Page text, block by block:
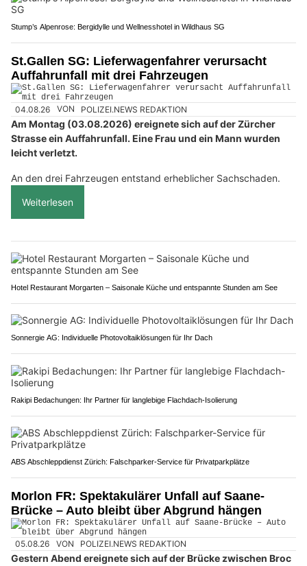
Stump’s Alpenrose: Bergidylle und Wellnesshotel in Wildhaus SG
St.Gallen SG: Lieferwagenfahrer verursacht
Auffahrunfall mit drei Fahrzeugen
04.08.26 VON POLIZEI.NEWS REDAKTION
Am Montag (03.08.2026) ereignete sich auf der Zürcher
Strasse ein Auffahrunfall. Eine Frau und ein Mann wurden
leicht verletzt.
An den drei Fahrzeugen entstand erheblicher Sachschaden.
Weiterlesen
Hotel Restaurant Morgarten – Saisonale Küche und entspannte Stunden am See
Sonnergie AG: Individuelle Photovoltaiklösungen für Ihr Dach
Rakipi Bedachungen: Ihr Partner für langlebige Flachdach-Isolierung
ABS Abschleppdienst Zürich: Falschparker-Service für Privatparkplätze
Morlon FR: Spektakulärer Unfall auf Saane-
Brücke – Auto bleibt über Abgrund hängen
05.08.26 VON POLIZEI.NEWS REDAKTION
Gestern Abend ereignete sich auf der Brücke zwischen Broc